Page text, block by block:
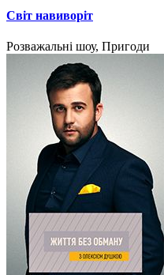
Світ навиворіт
Розважальні шоу, Пригоди